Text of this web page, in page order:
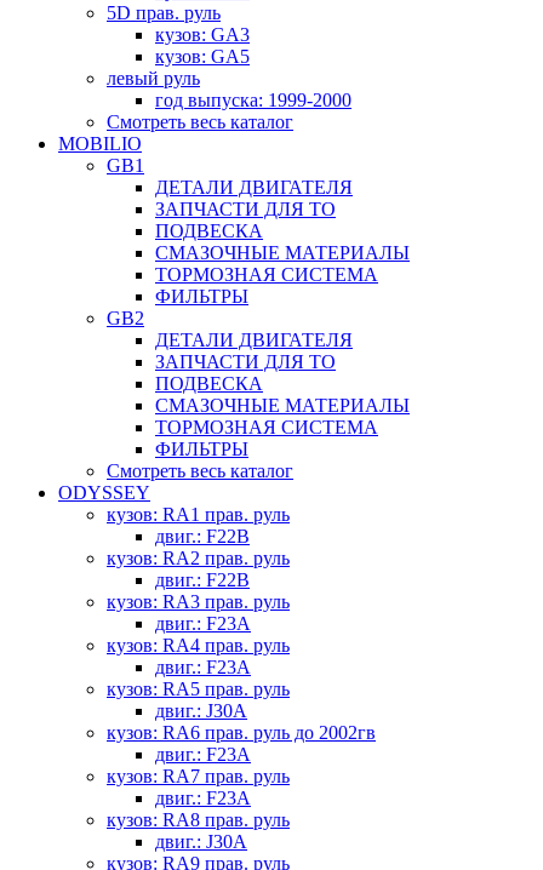
5D прав. руль
кузов: GA3
кузов: GA5
левый руль
год выпуска: 1999-2000
Смотреть весь каталог
MOBILIO
GB1
ДЕТАЛИ ДВИГАТЕЛЯ
ЗАПЧАСТИ ДЛЯ ТО
ПОДВЕСКА
СМАЗОЧНЫЕ МАТЕРИАЛЫ
ТОРМОЗНАЯ СИСТЕМА
ФИЛЬТРЫ
GB2
ДЕТАЛИ ДВИГАТЕЛЯ
ЗАПЧАСТИ ДЛЯ ТО
ПОДВЕСКА
СМАЗОЧНЫЕ МАТЕРИАЛЫ
ТОРМОЗНАЯ СИСТЕМА
ФИЛЬТРЫ
Смотреть весь каталог
ODYSSEY
кузов: RA1 прав. руль
двиг.: F22B
кузов: RA2 прав. руль
двиг.: F22B
кузов: RA3 прав. руль
двиг.: F23A
кузов: RA4 прав. руль
двиг.: F23A
кузов: RA5 прав. руль
двиг.: J30A
кузов: RA6 прав. руль до 2002гв
двиг.: F23A
кузов: RA7 прав. руль
двиг.: F23A
кузов: RA8 прав. руль
двиг.: J30A
кузов: RA9 прав. руль